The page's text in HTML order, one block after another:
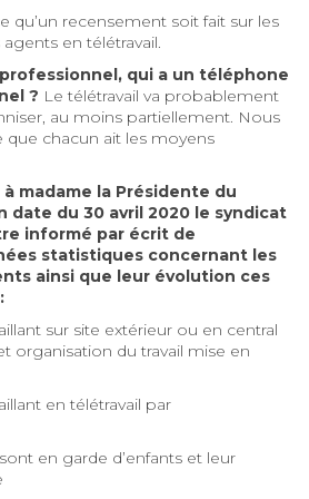
qu’un recensement soit fait sur les
en télétravail.
qui a un téléphone
? Le télétravail va probablement
au moins partiellement. Nous
chacun ait les moyens
madame la Présidente du
date du 30 avril 2020 le syndicat
informé par écrit de
statistiques concernant les
ainsi que leur évolution ces
sur site extérieur ou en central
organisation du travail mise en
en télétravail par
en garde d’enfants et leur